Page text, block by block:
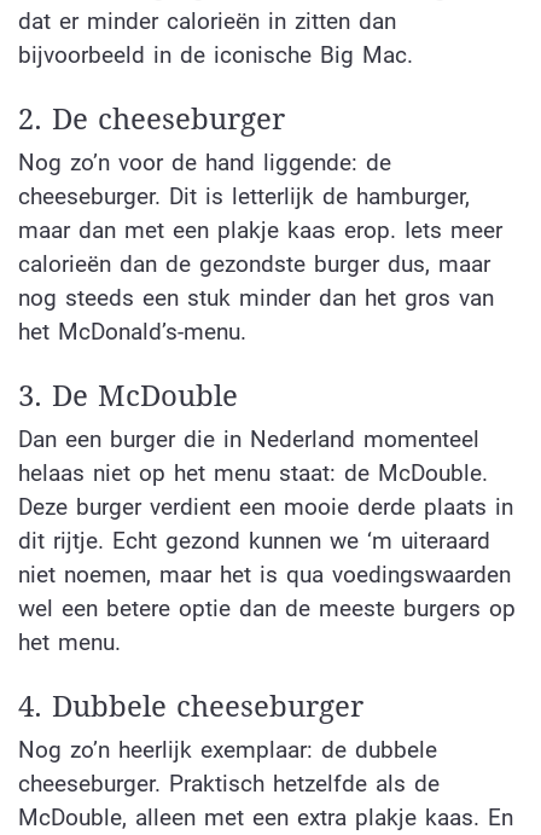
dat er minder calorieën in zitten dan
bijvoorbeeld in de iconische Big Mac.
2. De cheeseburger
Nog zo’n voor de hand liggende: de
cheeseburger. Dit is letterlijk de hamburger,
maar dan met een plakje kaas erop. Iets meer
calorieën dan de gezondste burger dus, maar
nog steeds een stuk minder dan het gros van
het McDonald’s-menu.
3. De McDouble
Dan een burger die in Nederland momenteel
helaas niet op het menu staat: de McDouble.
Deze burger verdient een mooie derde plaats in
dit rijtje. Echt gezond kunnen we ‘m uiteraard
niet noemen, maar het is qua voedingswaarden
wel een betere optie dan de meeste burgers op
het menu.
4. Dubbele cheeseburger
Nog zo’n heerlijk exemplaar: de dubbele
cheeseburger. Praktisch hetzelfde als de
McDouble, alleen met een extra plakje kaas. En